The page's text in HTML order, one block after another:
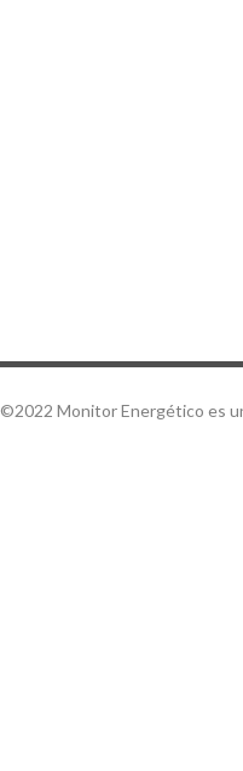
©2022 Monitor Energético es